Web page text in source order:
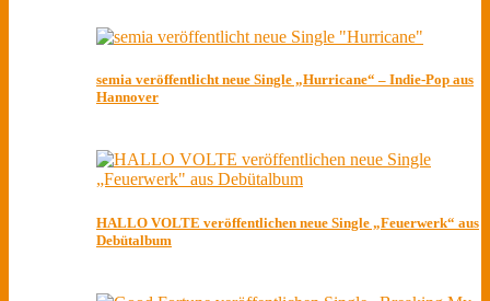
semia veröffentlicht neue Single „Hurricane“ – Indie-Pop aus
Hannover
HALLO VOLTE veröffentlichen neue Single „Feuerwerk“ aus
Debütalbum